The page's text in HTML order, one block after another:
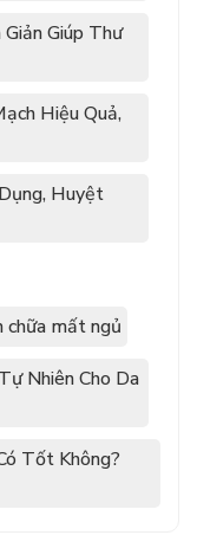
Giúp Thư
Hiệu Quả,
Huyệt
chữa mất ngủ
Nhiên Cho Da
Tốt Không?